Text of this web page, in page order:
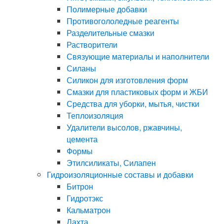
Полимерные добавки
Противогололедные реагенты
Разделительные смазки
Растворители
Связующие материалы и наполнители
Силаны
Силикон для изготовления форм
Смазки для пластиковых форм и ЖБИ
Средства для уборки, мытья, чистки
Теплоизоляция
Удалители высолов, ржавчины,
цемента
Формы
Этилсиликаты, Силапен
Гидроизоляционные составы и добавки
Битрон
Гидротэкс
Кальматрон
Лахта